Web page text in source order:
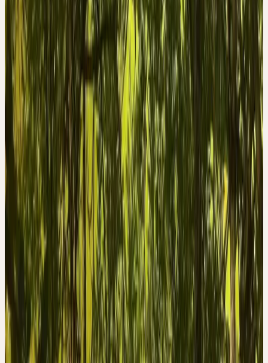
immer noch direktes Sonnenlicht bis zum Boden dringen kann.
Betrachtet man von unten her eine Baumkrone, ist die
gleichmässige Beblätterung mit zahllosen Blätterspiralen deutlich
zu erkennen.
Blickt man – an einem sonnigen, nicht ganz windstillen Tag –
wieder zu Boden, können wir uns an einem Spiel von tanzenden
Lichtern im Schatten erfreuen. Das heisst, andere Lebewesen, die
sich im Einflussbereich der mächtigen, schützenden Esche
aufhalten, stehen nicht im Schatten, sie haben Zugang zum Licht,
können sich ihrem Wesen gemäss entfalten. Fallen die Blätter im
Herbst, hinterlassen sie an den Zweigen auffallende Narben.
Zweige von älteren Bäumen sind übersät mit solchen Blattnarben.
Beim Verrottungsprozess der Eschenblätter gibt es ein
bemerkenswertes, aber leider sehr seltenes und auch vielen
Fachleuten unbekanntes Phänomen. Offensichtlich unter
besonderen Temperatur- und Feuchtigkeitsbedingungen können
verrottende Eschenblätter im Februar oder März einen
wundervollen, blütenartigen Duft entwickeln. Ich habe einmal
erlebt, wie ein ganzer Wald in dieser winterlichen Jahreszeit von